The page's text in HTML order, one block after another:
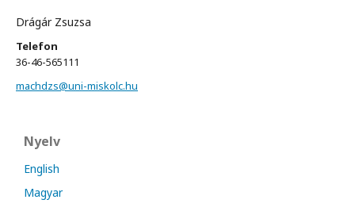
Drágár Zsuzsa
Telefon
36-46-565111
machdzs@uni-miskolc.hu
Nyelv
English
Magyar